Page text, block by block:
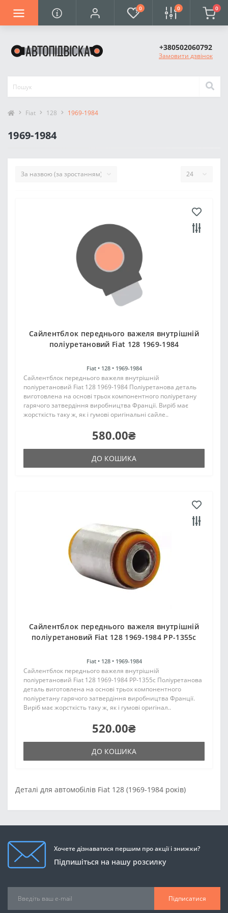
0 0 0
+380502060792
Замовити дзвінок
Fiat 128 1969-1984
1969-1984
Сайлентблок переднього важеля внутрішній
поліуретановий Fiat 128 1969-1984
Fiat • 128 • 1969-1984
Сайлентблок переднього важеля внутрішній
поліуретановий Fiat 128 1969-1984 Поліуретанова деталь
виготовлена на основі трьох компонентного поліуретану
гарячого затвердіння виробництва Франції. Виріб має
жорсткість таку ж, як і гумові оригінальні сайле..
580.00₴
ДО КОШИКА
Сайлентблок переднього важеля внутрішній
поліуретановий Fiat 128 1969-1984 PP-1355c
Fiat • 128 • 1969-1984
Сайлентблок переднього важеля внутрішній
поліуретановий Fiat 128 1969-1984 PP-1355c Поліуретанова
деталь виготовлена на основі трьох компонентного
поліуретану гарячого затвердіння виробництва Франції.
Виріб має жорсткість таку ж, як і гумові оригінал..
520.00₴
ДО КОШИКА
Деталі для автомобілів Fiat 128 (1969-1984 років)
Хочете дізнаватися першим про акції і знижки?
Підпишіться на нашу розсилку
Підписатися